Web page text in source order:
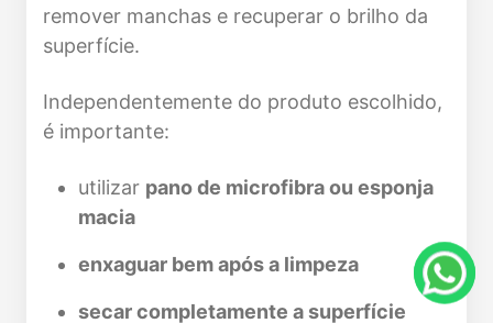
remover manchas e recuperar o brilho da
superfície.
Independentemente do produto escolhido,
é importante:
utilizar pano de microfibra ou esponja
macia
enxaguar bem após a limpeza
secar completamente a superfície